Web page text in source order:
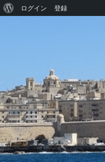
WordPress
ログイン 登録